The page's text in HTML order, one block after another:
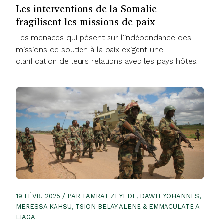
Les interventions de la Somalie
fragilisent les missions de paix
Les menaces qui pèsent sur l'indépendance des
missions de soutien à la paix exigent une
clarification de leurs relations avec les pays hôtes.
19 FÉVR. 2025 / PAR TAMRAT ZEYEDE, DAWIT YOHANNES,
MERESSA KAHSU, TSION BELAY ALENE & EMMACULATE A
LIAGA